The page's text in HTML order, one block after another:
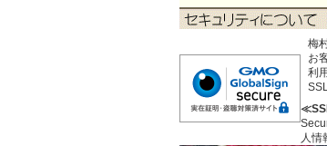
梅
お
利
人情